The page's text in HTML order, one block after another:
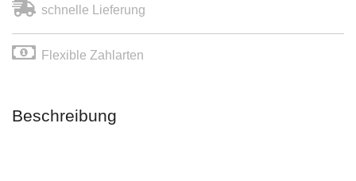
schnelle Lieferung
Flexible Zahlarten
Beschreibung